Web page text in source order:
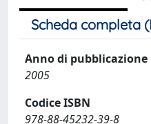
Scheda completa
Anno di pubblicazione
2005
Codice ISBN
978-88-45232-39-8